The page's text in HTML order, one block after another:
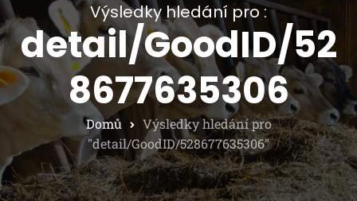
Výsledky hledání pro :
detail/GoodID/52
8677635306
Domů
Výsledky hledání pro
"detail/GoodID/528677635306"